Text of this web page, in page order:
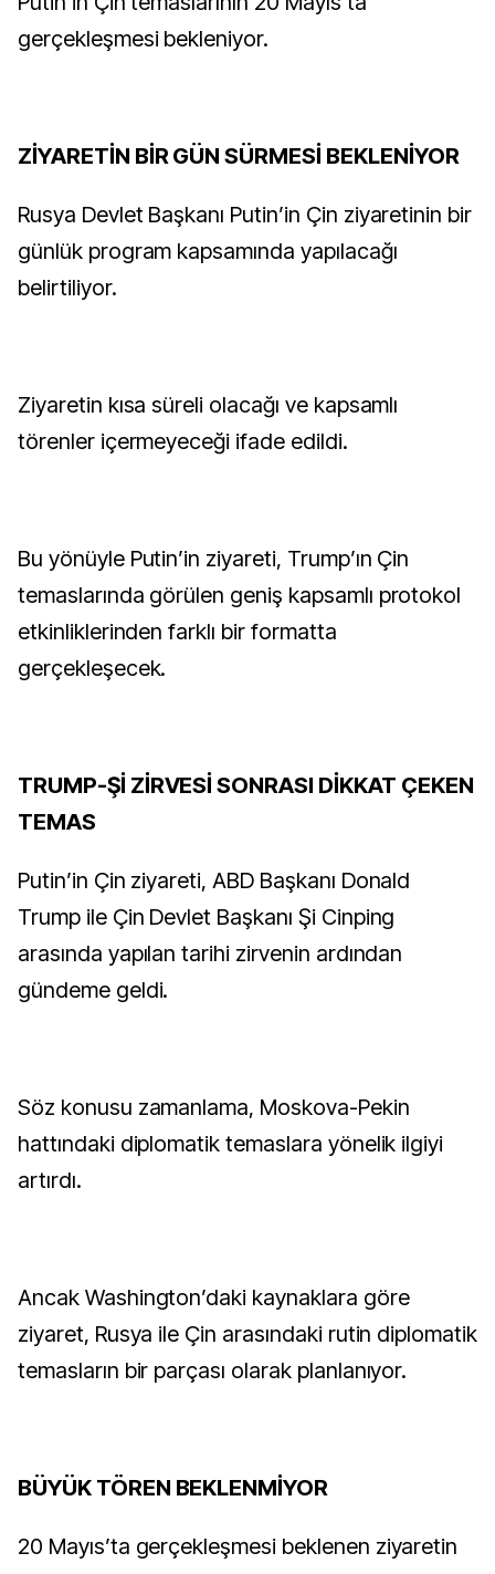
gerçekleşmesi bekleniyor.
ZİYARETİN BİR GÜN SÜRMESİ BEKLENİYOR
Rusya Devlet Başkanı Putin’in Çin ziyaretinin bir
günlük program kapsamında yapılacağı
belirtiliyor.
Ziyaretin kısa süreli olacağı ve kapsamlı
törenler içermeyeceği ifade edildi.
Bu yönüyle Putin’in ziyareti, Trump’ın Çin
temaslarında görülen geniş kapsamlı protokol
etkinliklerinden farklı bir formatta
gerçekleşecek.
TRUMP-Şİ ZİRVESİ SONRASI DİKKAT ÇEKEN
TEMAS
Putin’in Çin ziyareti, ABD Başkanı Donald
Trump ile Çin Devlet Başkanı Şi Cinping
arasında yapılan tarihi zirvenin ardından
gündeme geldi.
Söz konusu zamanlama, Moskova-Pekin
hattındaki diplomatik temaslara yönelik ilgiyi
artırdı.
Ancak Washington’daki kaynaklara göre
ziyaret, Rusya ile Çin arasındaki rutin diplomatik
temasların bir parçası olarak planlanıyor.
BÜYÜK TÖREN BEKLENMİYOR
20 Mayıs’ta gerçekleşmesi beklenen ziyaretin